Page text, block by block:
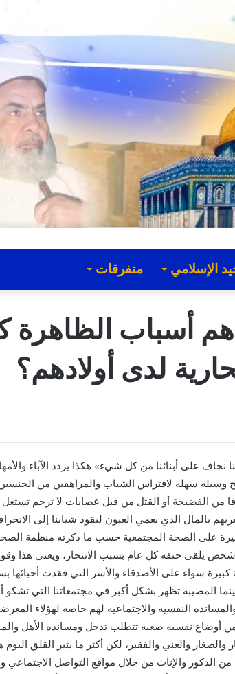
الإسلامي متفرقات
أسباب الظاهرة
لدى أولادهم؟
نخاف على أبنائنا من كل شيء» هكذا يردد الآباء
وسيلة سهلة لافتراس الشباب والمراهقين من
من الفضيحة أو القتل من قبل عصابات لا ترحم
بالمال الذي يعمي العيون ليقود شبابنا إلى
على الصحة المجتمعية حسب ما ذكرته منظمة الصحة
أكثر من 800 ألف شخص يلقى حتفه كل عام بسبب الانتحار، ويعني
كبيرة سواء على الأصدقاء والأسر التي فقدت
المصيبة تظهر بشكل أكبر في مجتمعاتنا التي
النفسية والاجتماعية لهم خاصة لهؤلاء
من أوضاع نفسية صعبة تتطلب تدخل ومساندة الأهل
والصغار والغني والفقير، لكن أكثر ما يثير القلق
الذكور والإناث من خلال مواقع التواصل الاجتماعي